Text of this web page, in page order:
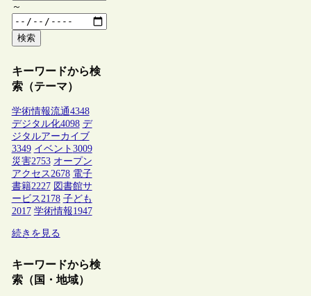
～
検索
キーワードから検
索（テーマ）
学術情報流通4348
デジタル化4098 デ
ジタルアーカイブ
3349 イベント 3009
災害2753 オープン
アクセス2678 電子
書籍2227 図書館サ
ービス2178 子ども
2017 学術情報1947
続きを見る
キーワードから検
索（国・地域）